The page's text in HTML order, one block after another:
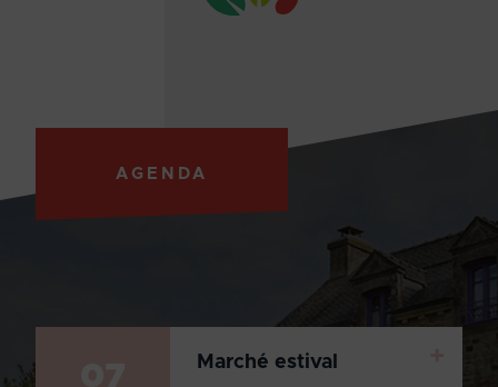
AGENDA
Marché estival